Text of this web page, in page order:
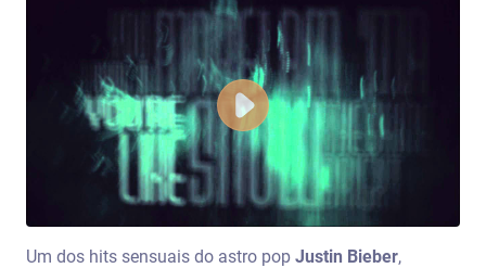
Um dos hits sensuais do astro pop Justin Bieber,